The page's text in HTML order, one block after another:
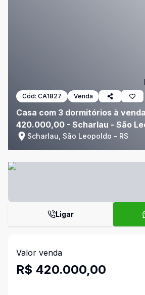
Cód: CA1827 Venda
Casa com 3 dormitórios à
420.000,00 - Scharlau - São
Scharlau, São Leopoldo - RS
Ligar
Valor venda
R$ 420.000,00